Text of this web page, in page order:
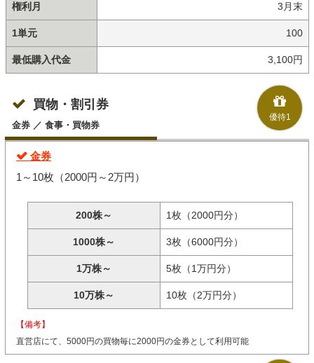
権利月 3月末
1単元 100
最低購入代金 3,100円
優待1
買物・割引券
金券 ／ 食事・買物券
金券
1～10枚（2000円～2万円）
200株～ 1枚（2000円分）
1000株～ 3枚（6000円分）
1万株～ 5枚（1万円分）
10万株～ 10枚（2万円分）
【備考】
直営店にて、5000円の買物毎に2000円の金券として利用可能